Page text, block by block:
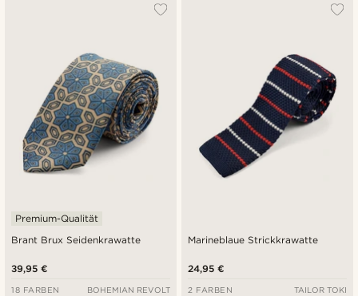
Brant Brux Seidenkrawatte
Premium-Qualität
39,95 €
18 FARBEN BOHEMIAN REVOLT
Marineblaue Strickkrawatte
24,95 €
2 FARBEN TAILOR TOKI